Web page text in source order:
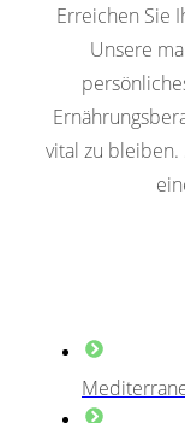
Erreichen Sie
Unsere
vital zu bleiben.